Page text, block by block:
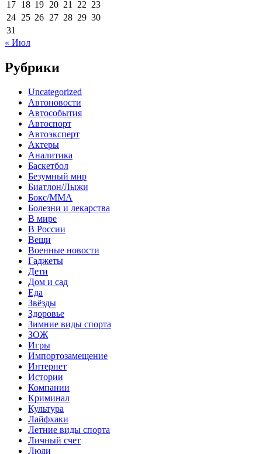
17 18 19 20 21 22 23
24 25 26 27 28 29 30
31
« Июл
Рубрики
Uncategorized
Автоновости
Автособытия
Автоспорт
Автоэксперт
Актеры
Аналитика
Баскетбол
Безумный мир
Биатлон/Лыжи
Бокс/MMA
Болезни и лекарства
В мире
В России
Вещи
Военные новости
Гаджеты
Дети
Дом и сад
Еда
Звёзды
Здоровье
Зимние виды спорта
ЗОЖ
Игры
Импортозамещение
Интернет
Истории
Компании
Криминал
Культура
Лайфхаки
Летние виды спорта
Личный счет
Люди